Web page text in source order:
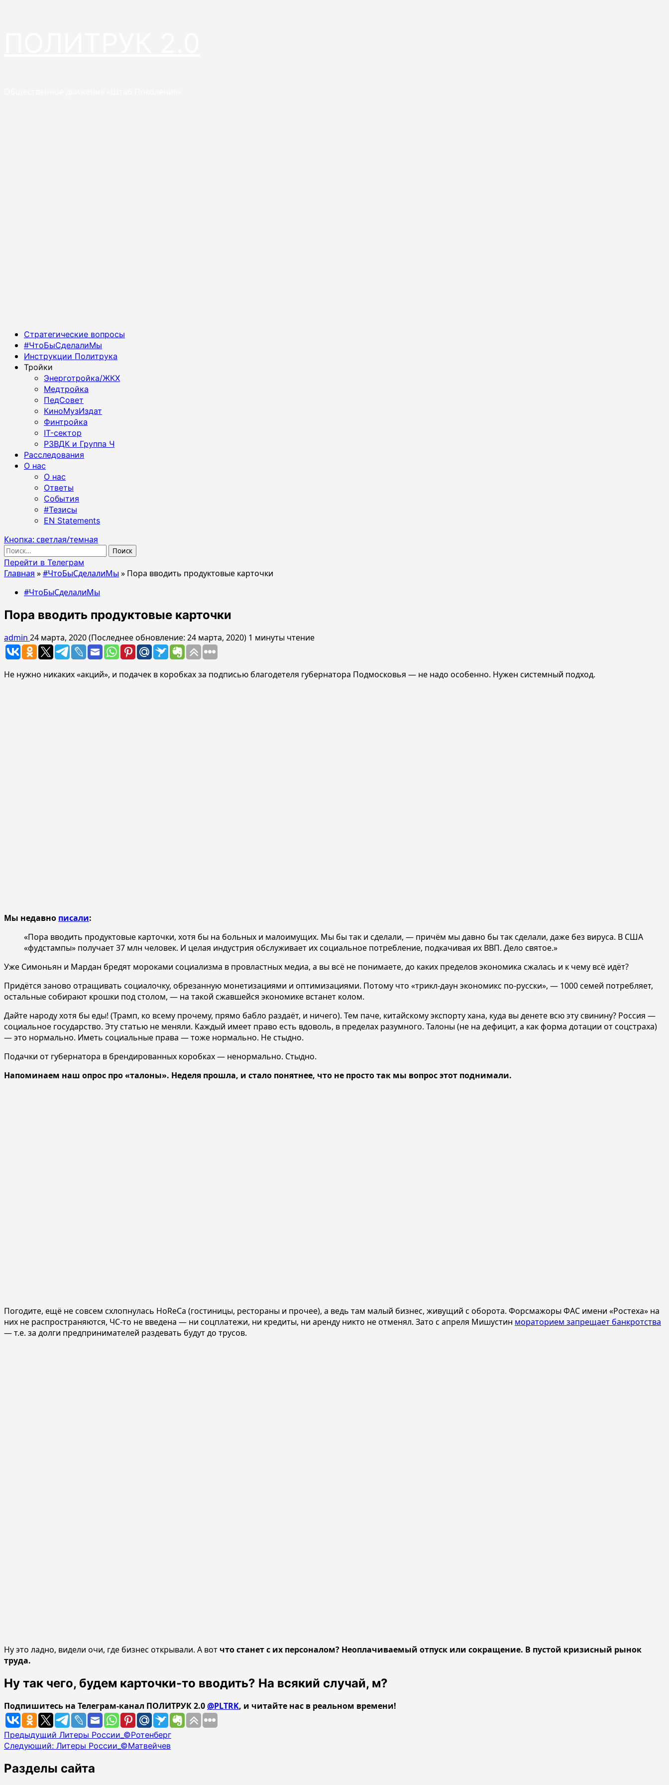
Основное
меню
Стратегические вопросы
#ЧтоБыСделалиМы
Инструкции Политрука
Тройки
Энерготройка/ЖКХ
Медтройка
ПедСовет
КиноМузИздат
Финтройка
IT-сектор
РЗВДК и Группа Ч
Расследования
О нас
О нас
Ответы
События
#Тезисы
EN Statements
Кнопка: светлая/темная
Найти:
Перейти в Телеграм
Главная »#ЧтоБыСделалиМы » Пора вводить продуктовые карточки
#ЧтоБыСделалиМы
Пора вводить продуктовые карточки
admin 24 марта, 2020 (Последнее обновление: 24 марта, 2020) 1 минуты чтение
Не нужно никаких «акций», и подачек в коробках за подписью благодетеля губернатора Подмосковья — не надо особенно. Нужен системный подход.
Мы недавно писали:
«Пора вводить продуктовые карточки, хотя бы на больных и малоимущих. Мы бы так и сделали, — причём мы давно бы так сделали, даже без вируса. В США
«фудстампы» получает 37 млн человек. И целая индустрия обслуживает их социальное потребление, подкачивая их ВВП. Дело святое.»
Уже Симоньян и Мардан бредят мороками социализма в провластных медиа, а вы всё не понимаете, до каких пределов экономика сжалась и к чему всё идёт?
Придётся заново отращивать социалочку, обрезанную монетизациями и оптимизациями. Потому что «трикл-даун экономикс по-русски», — 1000 семей потребляет,
остальные собирают крошки под столом, — на такой сжавшейся экономике встанет колом.
Дайте народу хотя бы еды! (Трамп, ко всему прочему, прямо бабло раздаёт, и ничего). Тем паче, китайскому экспорту хана, куда вы денете всю эту свинину? Россия —
социальное государство. Эту статью не меняли. Каждый имеет право есть вдоволь, в пределах разумного. Талоны (не на дефицит, а как форма дотации от соцстраха)
— это нормально. Иметь социальные права — тоже нормально. Не стыдно.
Подачки от губернатора в брендированных коробках — ненормально. Стыдно.
Напоминаем наш опрос про «талоны». Неделя прошла, и стало понятнее, что не просто так мы вопрос этот поднимали.
Погодите, ещё не совсем схлопнулась HoReCa (гостиницы, рестораны и прочее), а ведь там малый бизнес, живущий с оборота. Форсмажоры ФАС имени «Ростеха» на
них не распространяются, ЧС-то не введена — ни соцплатежи, ни кредиты, ни аренду никто не отменял. Зато с апреля Мишустин мораторием запрещает банкротства
— т.е. за долги предпринимателей раздевать будут до трусов.
Ну это ладно, видели очи, где бизнес открывали. А вот что станет с их персоналом? Неоплачиваемый отпуск или сокращение. В пустой кризисный рынок
труда.
Ну так чего, будем карточки-то вводить? На всякий случай, м?
Подпишитесь на Телеграм-канал ПОЛИТРУК 2.0@PLTRK, и читайте нас в реальном времени!
Навигация
записи
Предыдущий Литеры России_©Ротенберг
Следующий: Литеры России_©Матвейчев
Разделы сайта